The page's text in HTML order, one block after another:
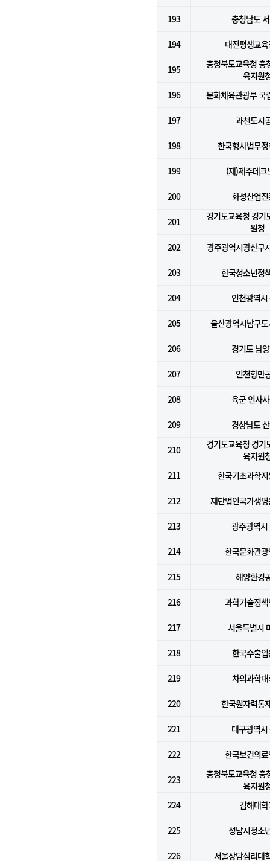
193 충청남도
194 대전평생교
195
충청북도교육청 충
육지원
196
문화체육관광부 국
197 과천도시
198 한국형사법무
199 (재)제주테크
200 화성산업
201
경기도교육청 경기
원청
202
광주광역시광산구
203 한국청소년정
204 인천광역시
205 울산광역시남구
206 경기도 남
207 인천항만
208 육군 인사
209 경상남도
210
경기도교육청 경기
육지원
211
한국기초과학
212 재단법인국가생
213 광주광역시
214 한국문화관
215 해양환경
216 과학기술정
217 서울특별시
218 한국수출
219 차의과학
220 한국원자력통
221 대구광역시
222 한국보건의
223
충청북도교육청 충
육지원
224
김해대
225 성남시청소
226 서울상담심리대